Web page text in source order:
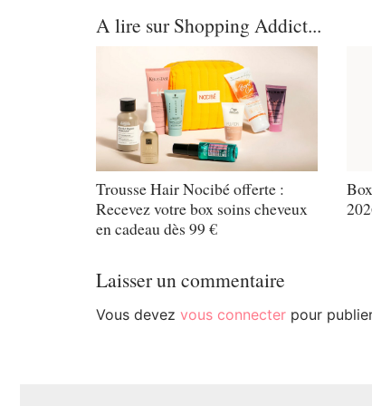
A lire sur Shopping Addict...
Trousse Hair Nocibé offerte :
Recevez votre box soins cheveux
en cadeau dès 99 €
Laisser un commentaire
Vous devez vous connecterpour